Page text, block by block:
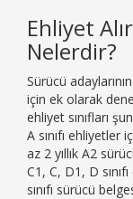
Ehliyet
Nelerdir?
Sürücü
için ek olarak
ehliyet sınıfları
A sınıfı ehliyetler
az 2 yıllık A2
C1, C, D1, D
sınıfı sürücü